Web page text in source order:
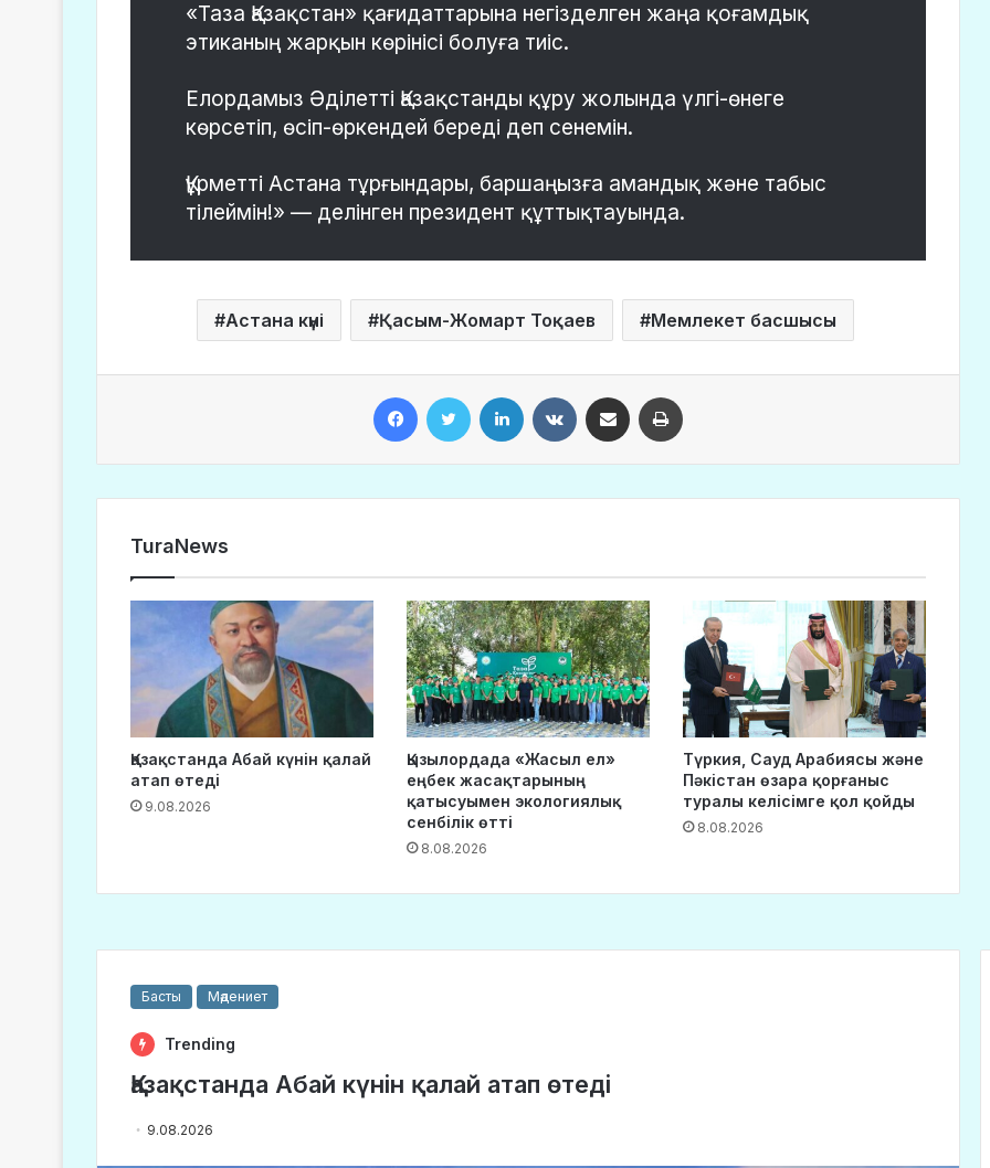
«Таза Қазақстан» қағидаттарына негізделген жаңа қоғамдық
этиканың жарқын көрінісі болуға тиіс.
Елордамыз Әділетті Қазақстанды құру жолында үлгі-өнеге
көрсетіп, өсіп-өркендей береді деп сенемін.
Құрметті Астана тұрғындары, баршаңызға амандық және табыс
тілеймін!» — делінген президент құттықтауында.
Астана күні Қасым-Жомарт Тоқаев Мемлекет басшысы
TuraNews
Қазақстанда Абай күнін қалай
атап өтеді
9.08.2026
Қызылордада «Жасыл ел»
еңбек жасақтарының
қатысуымен экологиялық
сенбілік өтті
8.08.2026
Түркия, Сауд Арабиясы және
Пәкістан өзара қорғаныс
туралы келісімге қол қойды
8.08.2026